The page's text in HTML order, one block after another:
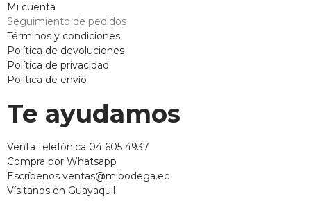
Mi cuenta
Seguimiento de pedidos
Términos y condiciones
Política de devoluciones
Política de privacidad
Política de envío
Te ayudamos
Venta telefónica 04 605 4937
Compra por Whatsapp
Escríbenos ventas@mibodega.ec
Vísitanos en Guayaquil